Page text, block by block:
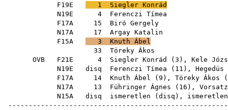
F19E
1
Siegler Konrád
N19E 4
Ferenczi Tímea
F17A 15
Biró Gergely
N17A 17
Argay Katalin
F15A
3
Knuth Ábel
33
Töreky Ákos
OVB F21E 4 Siegler Konrád ( 3 ), Kele
N19E disq Ferenczi Tímea ( 11 ), Hegedüs
F17A 14 Knuth Ábel ( 9 ), Töreky Ákos (
N17A 13 Führinger Ágnes ( 16 ),
N15A disq ismeretlen ( disq ),